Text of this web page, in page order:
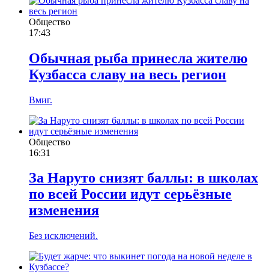
Общество
17:43
Обычная рыба принесла жителю
Кузбасса славу на весь регион
Вмиг.
Общество
16:31
За Наруто снизят баллы: в школах
по всей России идут серьёзные
изменения
Без исключений.